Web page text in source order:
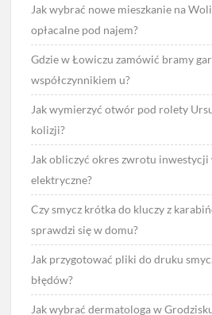
Jak wybrać nowe mieszkanie na
opłacalne pod najem?
Gdzie w Łowiczu zamówić bramy
współczynnikiem u?
Jak wymierzyć otwór pod rolety
kolizji?
Jak obliczyć okres zwrotu
elektryczne?
Czy smycz krótka do kluczy z
sprawdzi się w domu?
Jak przygotować pliki do druku
błędów?
Jak wybrać dermatologa w